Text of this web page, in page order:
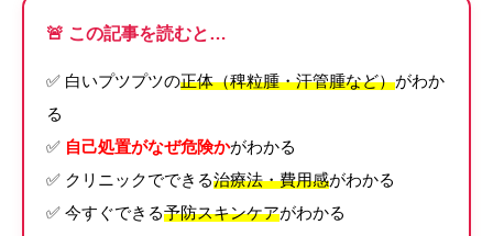
🚨 この記事を読むと…
✅ 白いプツプツの正体（稗粒腫・汗管腫など）がわか
る
✅ 自己処置がなぜ危険かがわかる
✅ クリニックでできる治療法・費用感がわかる
✅ 今すぐできる予防スキンケアがわかる